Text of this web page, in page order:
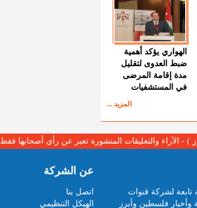
الهواري يؤكد أهمية
ضبط العدوى لتقليل
مدة إقامة المرضى
في المستشفيات
المزيد ...
) - الآراء والتعليقات المنشورة تعبر عن رأي أصحابها فقط
تابعة لشركة قنوات
وأخبار فلسطين وأبرز
عن الشركة
اتصل بنا
الهيكل التنظيمي